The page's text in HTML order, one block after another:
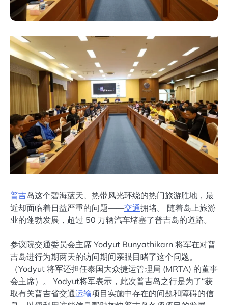
普吉岛这个碧海蓝天、热带风光环绕的热门旅游胜地，最
近却面临着日益严重的问题——交通拥堵。 随着岛上旅游
业的蓬勃发展，超过 50 万辆汽车堵塞了普吉岛的道路。
参议院交通委员会主席 Yodyut Bunyathikarn 将军在对普
吉岛进行为期两天的访问期间亲眼目睹了这个问题。
（Yodyut 将军还担任泰国大众捷运管理局 (MRTA) 的董事
会主席）。 Yodyut将军表示，此次普吉岛之行是为了“获
取有关普吉省交通运输项目实施中存在的问题和障碍的信